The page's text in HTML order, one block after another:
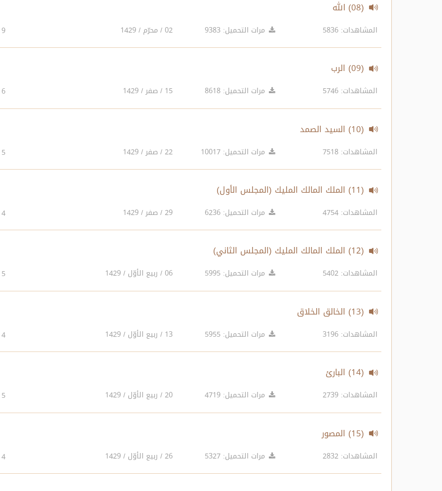
(08) الله
المشاهدات: 5836 مرات التحميل: 9383 02 / محرّم / 1429 9
(09) الرب
المشاهدات: 5746 مرات التحميل: 8618 15 / صفر / 1429 6
(10) السيد الصمد
المشاهدات: 7518 مرات التحميل: 10017 22 / صفر / 1429 5
(11) الملك المالك المليك (المجلس الأول)
المشاهدات: 4754 مرات التحميل: 6236 29 / صفر / 1429 4
(12) الملك المالك المليك (المجلس الثاني)
المشاهدات: 5402 مرات التحميل: 5995 06 / ربيع الأوّل / 1429 5
(13) الخالق الخلاق
المشاهدات: 3196 مرات التحميل: 5955 13 / ربيع الأوّل / 1429 4
(14) البارئ
المشاهدات: 2739 مرات التحميل: 4719 20 / ربيع الأوّل / 1429 5
(15) المصور
المشاهدات: 2832 مرات التحميل: 5327 26 / ربيع الأوّل / 1429 4